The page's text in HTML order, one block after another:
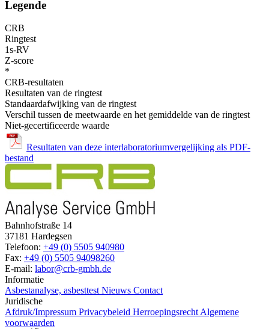
Legende
CRB
Ringtest
1s-RV
Z-score
*
CRB-resultaten
Resultaten van de ringtest
Standaardafwijking van de ringtest
Verschil tussen de meetwaarde en het gemiddelde van de ringtest
Niet-gecertificeerde waarde
Resultaten van deze interlaboratoriumvergelijking als PDF-
bestand
Bahnhofstraße 14
37181 Hardegsen
Telefoon: +49 (0) 5505 940980
Fax: +49 (0) 5505 94098260
E-mail: labor@crb-gmbh.de
Informatie
Asbestanalyse, asbesttest Nieuws Contact
Juridische
Afdruk/Impressum Privacybeleid Herroepingsrecht Algemene
voorwaarden